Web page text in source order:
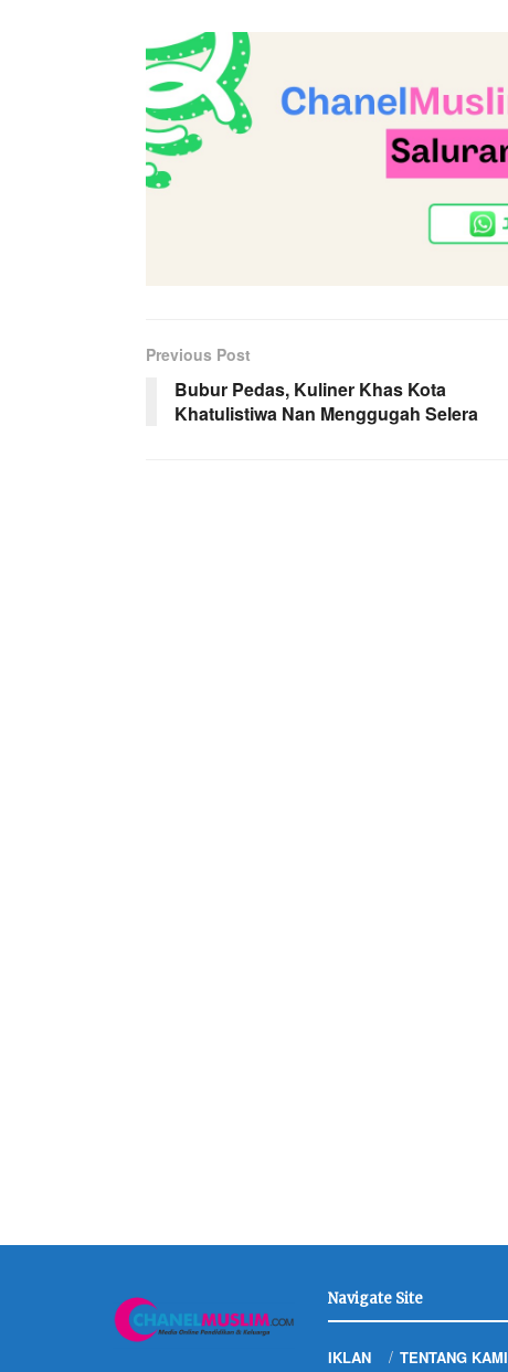
Previous Post
Bubur Pedas, Kuliner Khas Kota
Khatulistiwa Nan Menggugah Selera
Navigate Site
IKLAN TENTANG KAMI